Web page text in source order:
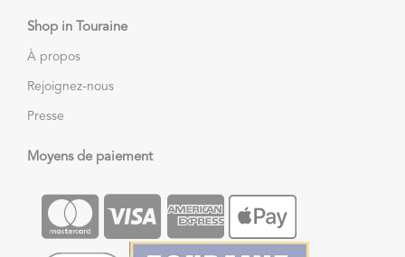
Shop in Touraine
À propos
Rejoignez-nous
Presse
Moyens de paiement